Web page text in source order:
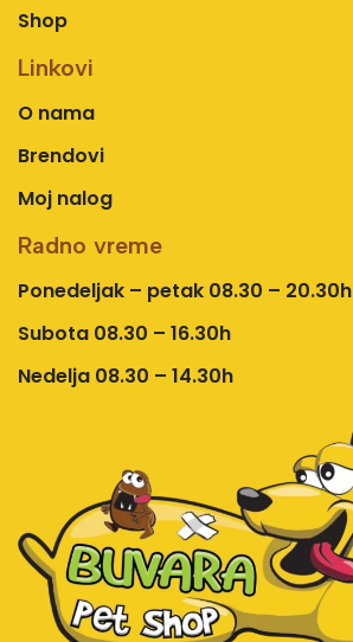
Shop
Linkovi
O nama
Brendovi
Moj nalog
Radno vreme
Ponedeljak – petak 08.30 – 20.30h
Subota 08.30 – 16.30h
Nedelja 08.30 – 14.30h